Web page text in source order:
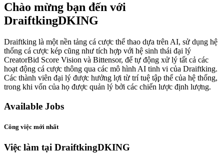
Chào mừng bạn đến với
DraiftkingDKING
Draiftking là một nền tảng cá cược thể thao dựa trên AI, sử dụng hệ
thống cá cược kép cũng như tích hợp với hệ sinh thái đại lý
CreatorBid Score Vision và Bittensor, để tự động xử lý tất cả các
hoạt động cá cược thông qua các mô hình AI tinh vi của Draiftking.
Các thành viên đại lý được hưởng lợi từ trí tuệ tập thể của hệ thống,
trong khi vốn của họ được quản lý bởi các chiến lược định lượng.
Available Jobs
Công việc mới nhất
Việc làm tại DraiftkingDKING